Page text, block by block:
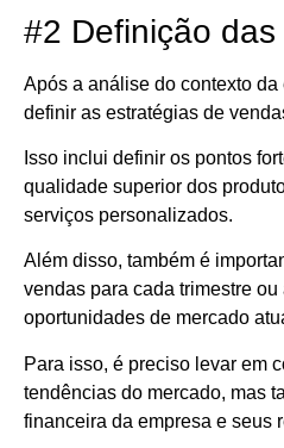
#2 Definição
Após a análise do contexto
definir as estratégias de
Isso inclui definir os pontos
qualidade superior dos
serviços personalizados.
Além disso, também é
vendas para cada trimestre
oportunidades de mercado
Para isso, é preciso levar em
tendências do mercado, mas
financeira da empresa e seus